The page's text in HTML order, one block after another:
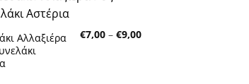
στην λίστα
Αλλαξιέρα
€7,00 – €9,00Price